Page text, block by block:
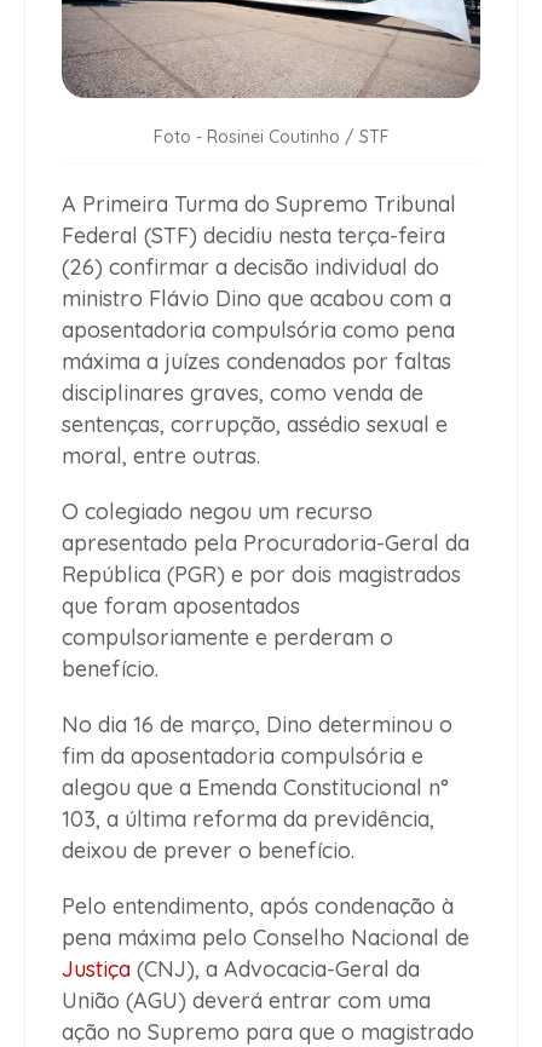
Foto - Rosinei Coutinho / STF
A Primeira Turma do Supremo Tribunal
Federal (STF) decidiu nesta terça-feira
(26) confirmar a decisão individual do
ministro Flávio Dino que acabou com a
aposentadoria compulsória como pena
máxima a juízes condenados por faltas
disciplinares graves, como venda de
sentenças, corrupção, assédio sexual e
moral, entre outras.
O colegiado negou um recurso
apresentado pela Procuradoria-Geral da
República (PGR) e por dois magistrados
que foram aposentados
compulsoriamente e perderam o
benefício.
No dia 16 de março, Dino determinou o
fim da aposentadoria compulsória e
alegou que a Emenda Constitucional n°
103, a última reforma da previdência,
deixou de prever o benefício.
Pelo entendimento, após condenação à
pena máxima pelo Conselho Nacional de
Justiça (CNJ), a Advocacia-Geral da
União (AGU) deverá entrar com uma
ação no Supremo para que o magistrado